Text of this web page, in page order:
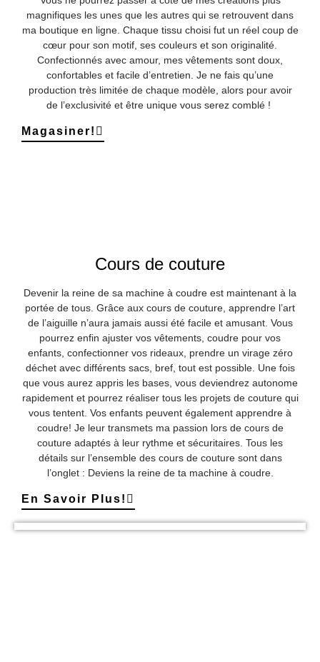
magnifiques les unes que les autres qui se retrouvent dans
ma boutique en ligne. Chaque tissu choisi fut un réel coup de
cœur pour son motif, ses couleurs et son originalité.
Confectionnés avec amour, mes vêtements sont doux,
confortables et facile d’entretien. Je ne fais qu’une
production très limitée de chaque modèle, alors pour avoir
de l’exclusivité et être unique vous serez comblé !
Magasiner!
Cours de couture
Devenir la reine de sa machine à coudre est maintenant à la
portée de tous. Grâce aux cours de couture, apprendre l’art
de l’aiguille n’aura jamais aussi été facile et amusant. Vous
pourrez enfin ajuster vos vêtements, coudre pour vos
enfants, confectionner vos rideaux, prendre un virage zéro
déchet avec différents sacs, bref, tout est possible. Une fois
que vous aurez appris les bases, vous deviendrez autonome
rapidement et pourrez réaliser tous les projets de couture qui
vous tentent. Vos enfants peuvent également apprendre à
coudre! Je leur transmets ma passion lors de cours de
couture adaptés à leur rythme et sécuritaires. Tous les
détails sur l’ensemble des cours de couture sont dans
l’onglet : Deviens la reine de ta machine à coudre.
En Savoir Plus!